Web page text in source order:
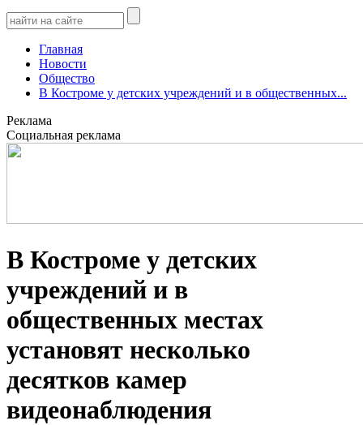
Главная
Новости
Общество
В Костроме у детских учреждений и в общественных...
Реклама
Социальная реклама
В Костроме у детских
учреждений и в
общественных местах
установят несколько
десятков камер
видеонаблюдения